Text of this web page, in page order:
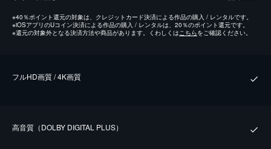
※40％ポイント還元の対象は、クレジットカード決済による作品の購入 / レンタルです。
※iOSアプリのUコイン決済による作品の購入 / レンタルは、20％のポイント還元です。
※還元の対象外となる決済方法や商品があります。くわしくは こちらをご確認ください。
フルHD画質 / 4K画質
⾼⾳質（DOLBY DIGITAL PLUS）